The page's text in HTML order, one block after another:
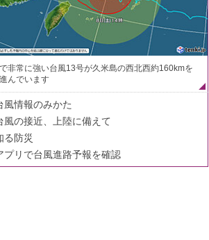
非常に強い台風13号が久米島の西北西約160kmを
んでいます
風情報のみかた
風の接近、上陸に備えて
る防災
プリで台風進路予報を確認